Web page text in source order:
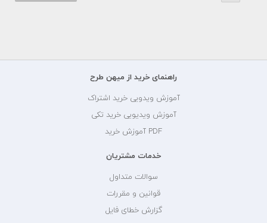
راهنمای خرید از میهن طرح
آموزش ویدویی خرید اشتراک
آموزش ویدیویی خرید تکی
PDF آموزش خرید
خدمات مشتریان
سوالات متداول
قوانین و مقررات
گزارش خطای فایل